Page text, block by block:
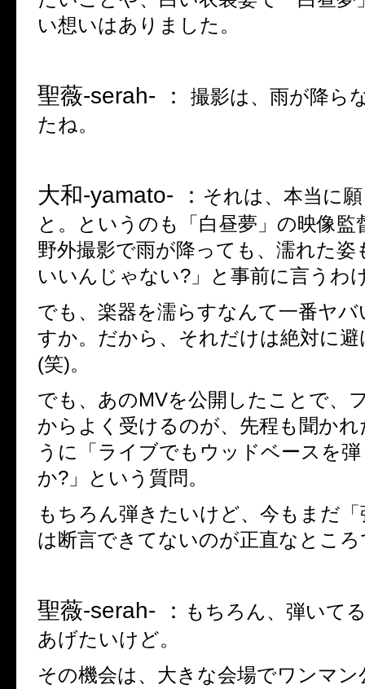
い想いはありました。
聖薇-serah- ：
撮影は、雨が降ら
たね。
大和-yamato- ： それは、本当に
と。というのも「白昼夢」の映像監
野外撮影で雨が降っても、濡れた姿
いいんじゃない? 」と事前に言うわ
でも、楽器を濡らすなんて一番ヤ
すか。だから、それだけは絶対に
(笑)。
でも、あのMVを公開したことで、
からよく受けるのが、先程も聞か
うに「ライブでもウッドベースを
か? 」という質問。
もちろん弾きたいけど、今もまだ
は断言できてないのが正直なとこ
聖薇-serah- ： もちろん、弾いて
あげたいけど。
その機会は、大きな会場でワンマ